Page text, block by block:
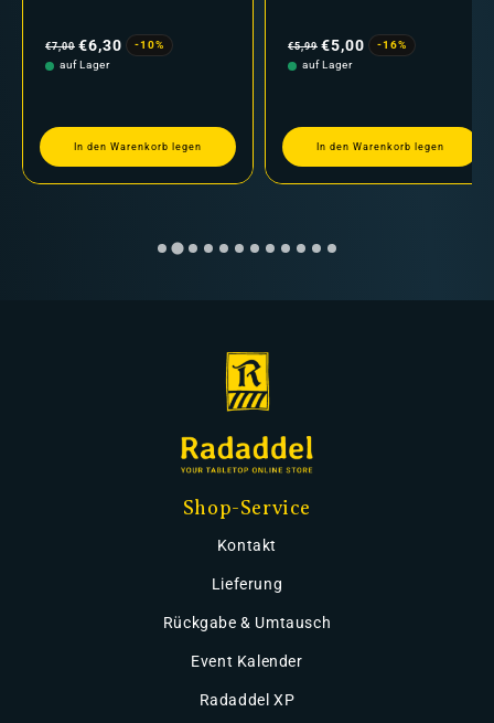
Preis
€7,00 €6,30
-10%
auf Lager
In den Warenkorb legen
Preis
€5,99 €5,00
-16%
auf Lager
In den Warenkorb legen
Shop-Service
Kontakt
Lieferung
Rückgabe & Umtausch
Event Kalender
Radaddel XP